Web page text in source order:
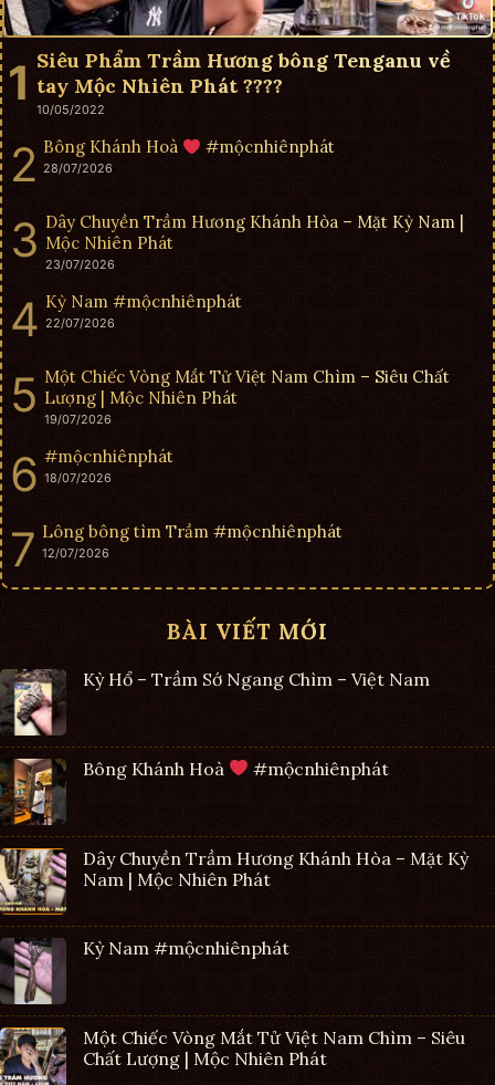
Siêu Phẩm Trầm Hương bông Tenganu về
tay Mộc Nhiên Phát ????
10/05/2022
Bông Khánh Hoà #mộcnhiênphát
28/07/2026
Dây Chuyền Trầm Hương Khánh Hòa – Mặt Kỳ Nam |
Mộc Nhiên Phát
23/07/2026
Kỳ Nam #mộcnhiênphát
22/07/2026
Một Chiếc Vòng Mắt Tử Việt Nam Chìm – Siêu Chất
Lượng | Mộc Nhiên Phát
19/07/2026
#mộcnhiênphát
18/07/2026
Lông bông tìm Trầm #mộcnhiênphát
12/07/2026
BÀI VIẾT MỚI
Kỳ Hổ – Trầm Sớ Ngang Chìm – Việt Nam
Bông Khánh Hoà #mộcnhiênphát
Dây Chuyền Trầm Hương Khánh Hòa – Mặt Kỳ
Nam | Mộc Nhiên Phát
Kỳ Nam #mộcnhiênphát
Một Chiếc Vòng Mắt Tử Việt Nam Chìm – Siêu
Chất Lượng | Mộc Nhiên Phát